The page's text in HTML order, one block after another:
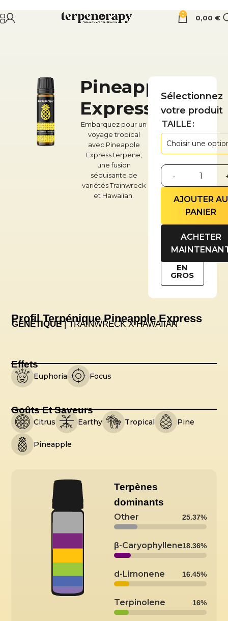
0 0,00 €
Pineapple
Express
Embarquez pour un
voyage tropical
avec Pineapple
Express terpene,
une fusion
séduisante de
variétés Trainwreck
et Hawaiian.
Sélectionnez
votre produit
TAILLE
AJOUTER AU
PANIER
ACHETER
EN
GROS
Profil Terpénique Pineapple Express
GÉNÉTIQUE| TRAINWRECK X HAWAIIAN
Effets
Euphoria Focus
Goûts Et Saveurs
Citrus Earthy Tropical Pine
Pineapple
Terpènes
dominants
Other 25.37%
β-Caryophyllene18.36%
d-Limonene 16.45%
Terpinolene 16%